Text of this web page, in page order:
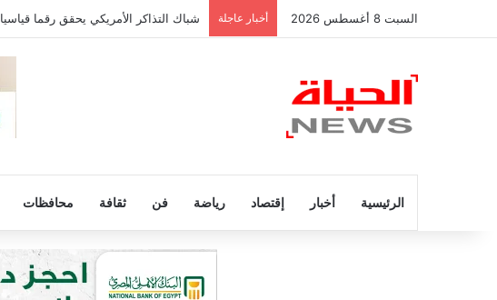
السبت 8 أغسطس 2026 أخبار عاجلة شباك التذاكر الأمريكي يحقق رقما قياسيا
الرئيسية أخبار إقتصاد رياضة فن ثقافة محافظات